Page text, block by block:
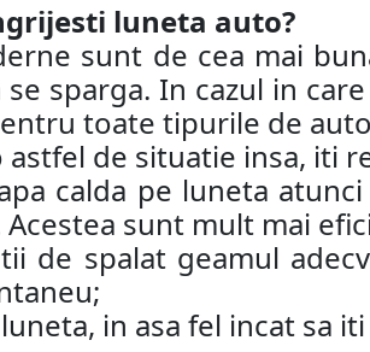
luneta auto?
sunt de cea mai
se sparga. In cazul in
toate tipurile de
de situatie insa, iti
calda pe luneta
sunt mult mai
de spalat geamul
in asa fel incat sa